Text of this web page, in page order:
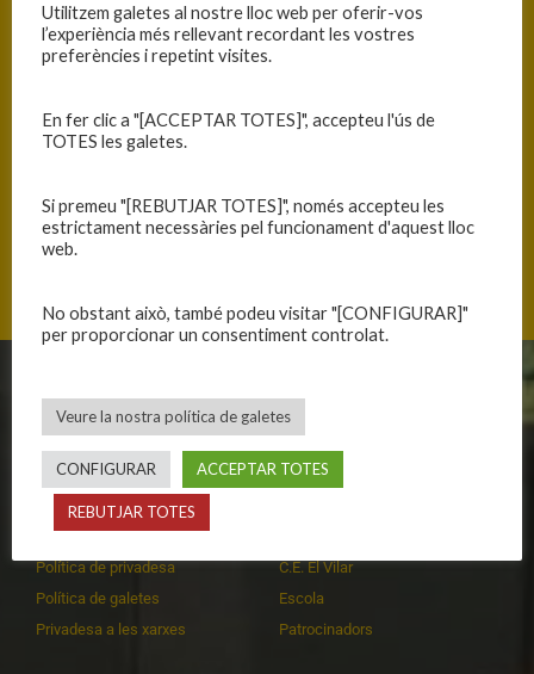
CLUB
Organització
Publicacions
Avís legal
Política de privadesa
Política de galetes
Privadesa a les xarxes
EQUIPS
Primer equip femení
C.E. El Vilar
Escola
Patrocinadors
Utilitzem galetes al nostre lloc web per oferir-vos
l’experiència més rellevant recordant les vostres
preferències i repetint visites.
En fer clic a "[ACCEPTAR TOTES]", accepteu l'ús de
TOTES les galetes.
Si premeu "[REBUTJAR TOTES]", només accepteu les
estrictament necessàries pel funcionament d'aquest lloc
web.
No obstant això, també podeu visitar "[CONFIGURAR]"
per proporcionar un consentiment controlat.
Veure la nostra política de galetes
CONFIGURAR ACCEPTAR TOTES
REBUTJAR TOTES